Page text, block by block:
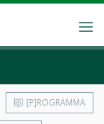
[P]ROGRAMMA